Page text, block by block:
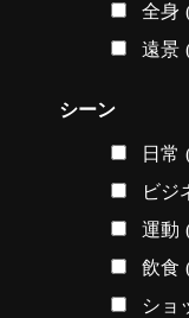
全身
遠景
シーン
日常
ビジ
運動
飲食
ショ